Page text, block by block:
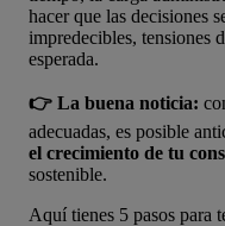
hacer que las decisiones
impredecibles, tensiones
esperada.
👉 La buena noticia:
adecuadas, es posible
el crecimiento de tu
sostenible.
Aquí tienes 5 pasos para